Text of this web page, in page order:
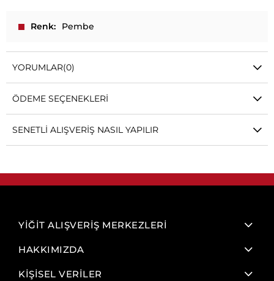
Renk Pembe
YORUMLAR(0)
ÖDEME SEÇENEKLERI
SENETLI ALIŞVERIŞ NASIL YAPILIR
YİĞİT ALIŞVERİŞ MERKEZLERİ
HAKKIMIZDA
KİŞİSEL VERİLER